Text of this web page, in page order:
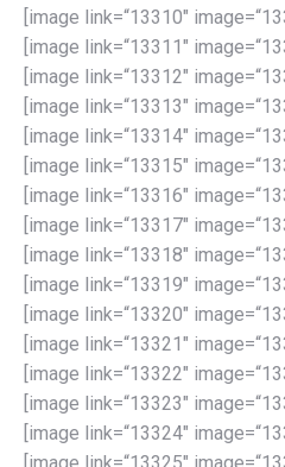
[image link=“13310″
[image link=“13311″
[image link=“13312″
[image link=“13313″
[image link=“13314″
[image link=“13315″
[image link=“13316″
[image link=“13317″
[image link=“13318″
[image link=“13319″
[image link=“13320″
[image link=“13321″
[image link=“13322″
[image link=“13323″
[image link=“13324″